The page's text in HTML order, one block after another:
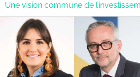
Une vision commune de